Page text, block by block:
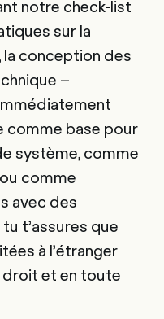
notre check-list
sur la
conception des
–
comme base pour
système, comme
comme
avec des
t’assures que
à l’étranger
droit et en toute